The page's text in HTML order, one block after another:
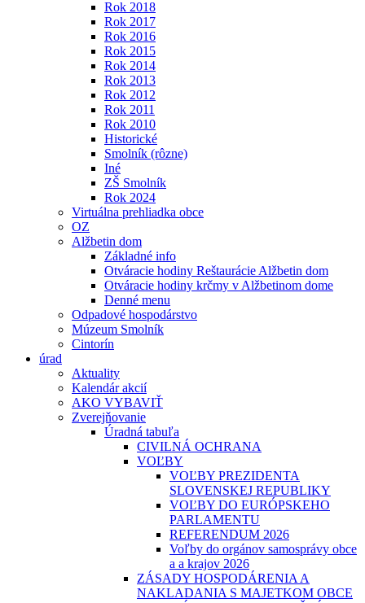
Rok 2018
Rok 2017
Rok 2016
Rok 2015
Rok 2014
Rok 2013
Rok 2012
Rok 2011
Rok 2010
Historické
Smolník (rôzne)
Iné
ZŠ Smolník
Rok 2024
Virtuálna prehliadka obce
OZ
Alžbetin dom
Základné info
Otváracie hodiny Reštaurácie Alžbetin dom
Otváracie hodiny krčmy v Alžbetinom dome
Denné menu
Odpadové hospodárstvo
Múzeum Smolník
Cintorín
úrad
Aktuality
Kalendár akcií
AKO VYBAVIŤ
Zverejňovanie
Úradná tabuľa
CIVILNÁ OCHRANA
VOĽBY
VOĽBY PREZIDENTA
SLOVENSKEJ REPUBLIKY
VOĽBY DO EURÓPSKEHO
PARLAMENTU
REFERENDUM 2026
Voľby do orgánov samosprávy obce
a a krajov 2026
ZÁSADY HOSPODÁRENIA A
NAKLADANIA S MAJETKOM OBCE